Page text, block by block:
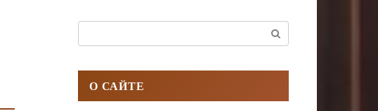
О САЙТЕ